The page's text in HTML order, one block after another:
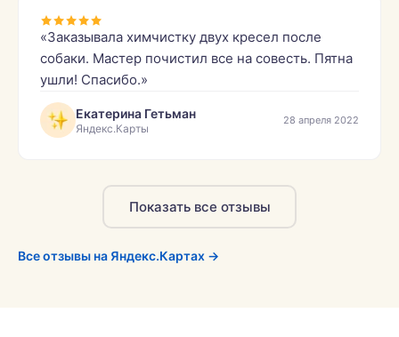
«Заказывала химчистку двух кресел после
собаки. Мастер почистил все на совесть. Пятна
ушли! Спасибо.»
Екатерина Гетьман
Яндекс.Карты
28 апреля 2022
Показать все отзывы
Все отзывы на Яндекс.Картах →